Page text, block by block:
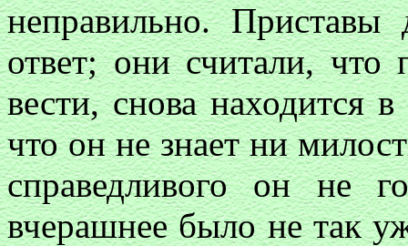
неправильно. Приставы
ответ; они считали, что
вести, снова находится
что он не знает ни
справедливого он не
вчерашнее было не так